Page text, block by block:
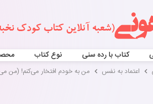
کتاب با رده سنی نوع کتاب
اعتماد به نفس من به خودم افتخار می‌کنم! (من